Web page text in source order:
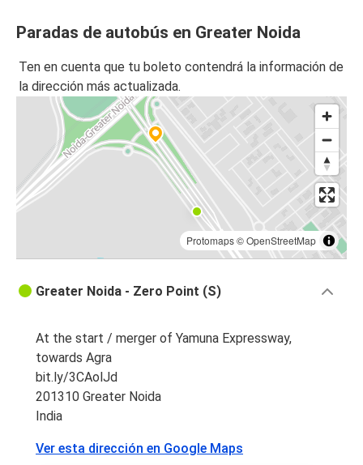
Paradas de autobús en Greater Noida
Ten en cuenta que tu boleto contendrá la información de
la dirección más actualizada.
Protomaps©OpenStreetMap
Greater Noida - Zero Point (S)
At the start / merger of Yamuna Expressway,
towards Agra
bit.ly/3CAolJd
201310 Greater Noida
India
Ver esta dirección en Google Maps